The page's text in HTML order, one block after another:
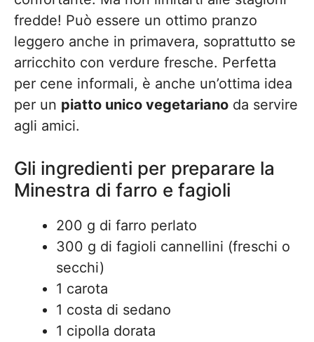
fredde! Può essere un ottimo pranzo
leggero anche in primavera, soprattutto se
arricchito con verdure fresche. Perfetta
per cene informali, è anche un’ottima idea
per un piatto unico vegetariano da servire
agli amici.
Gli ingredienti per preparare la
Minestra di farro e fagioli
200 g di farro perlato
300 g di fagioli cannellini (freschi o
secchi)
1 carota
1 costa di sedano
1 cipolla dorata